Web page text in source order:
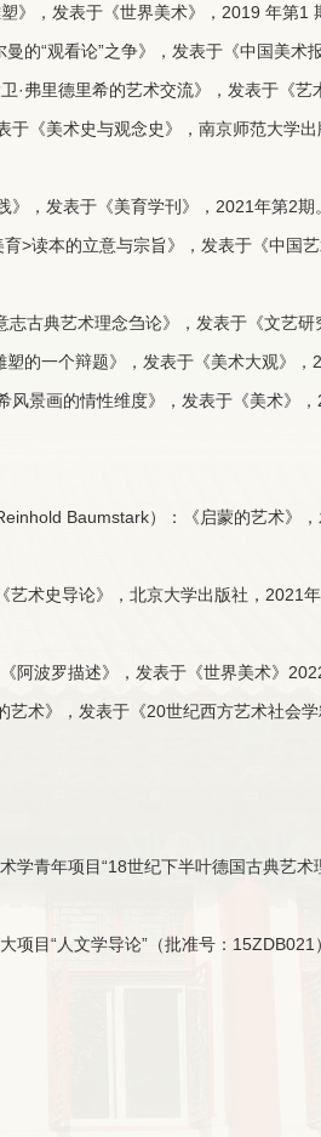
塑》，发表于《世界美术》，2019 年第1
曼的“观看论”之争》，发表于《中国美术
卫·弗里德里希的艺术交流》，发表于《
于《美术史与观念史》，南京师范大学
》，发表于《美育学刊》，2021年第2
>读本的立意与宗旨》，发表于《中国
志古典艺术理念刍论》，发表于《文艺研
塑的一个辩题》，发表于《美术大观》，
风景画的情性维度》，发表于《美术》，
Baumstark）：《启蒙的艺术》
艺术史导论》，北京大学出版社，2021
阿波罗描述》，发表于《世界美术》
艺术》，发表于《20世纪西方艺术社会
学青年项目“18世纪下半叶德国古典艺术
项目“人文学导论”（批准号：15ZDB021）